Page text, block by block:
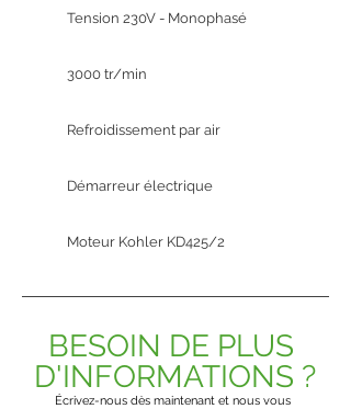
Tension 230V - Monophasé
3000 tr/min
Refroidissement par air
Démarreur électrique
Moteur Kohler KD425/2
BESOIN DE PLUS
D'INFORMATIONS ?
Écrivez-nous dès maintenant et nous vous